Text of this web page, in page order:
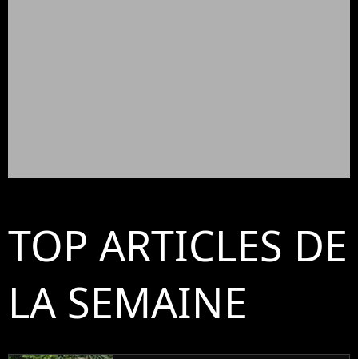
TOP ARTICLES DE
LA SEMAINE